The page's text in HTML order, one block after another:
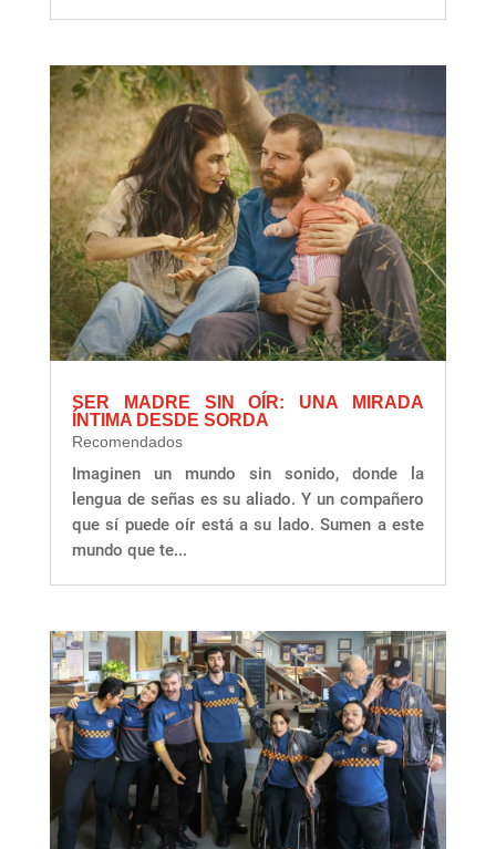
SER MADRE SIN OÍR: UNA MIRADA
ÍNTIMA DESDE SORDA
Recomendados
Imaginen un mundo sin sonido, donde la
lengua de señas es su aliado. Y un compañero
que sí puede oír está a su lado. Sumen a este
mundo que te...